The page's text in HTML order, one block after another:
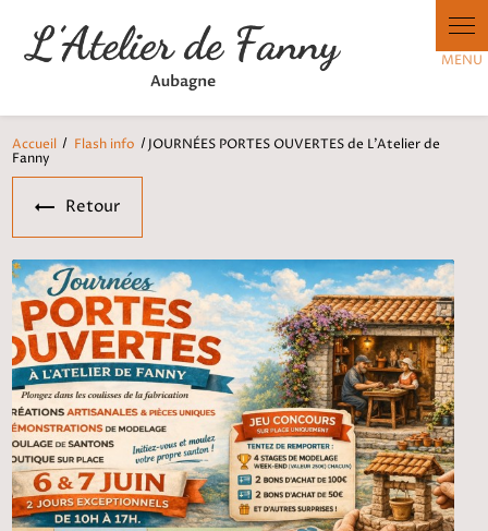
Accueil Flash info JOURNÉES PORTES OUVERTES de L'Atelier de
Fanny
Retour